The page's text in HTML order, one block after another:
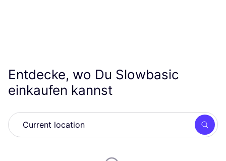
Entdecke, wo Du Slowbasic
einkaufen kannst